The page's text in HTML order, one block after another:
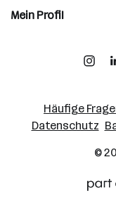
Mein Profil
Häufige
Datenschutz
©